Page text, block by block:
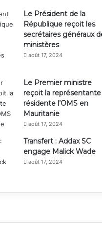
Le Président de la
République reçoit les
secrétaires généraux
ministères
août 17, 2024
Le Premier ministre
reçoit la représentante
résidente l’OMS en
Mauritanie
août 17, 2024
Transfert : Addax SC
engage Malick Wade
août 17, 2024